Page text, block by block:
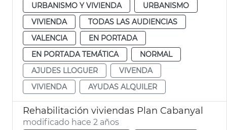
URBANISMO Y VIVIENDA
URBANISMO
VIVIENDA
TODAS LAS AUDIENCIAS
VALENCIA
EN PORTADA
EN PORTADA TEMÁTICA
NORMAL
AJUDES LLOGUER
VIVENDA
VIVIENDA
AYUDAS ALQUILER
Rehabilitación viviendas Plan Cabanyal
modificado hace 2 años